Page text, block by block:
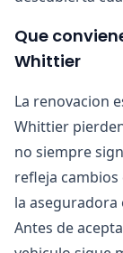
Que
Whittier
La renovacion
Whittier
no siempre
refleja
la aseguradora
Antes de